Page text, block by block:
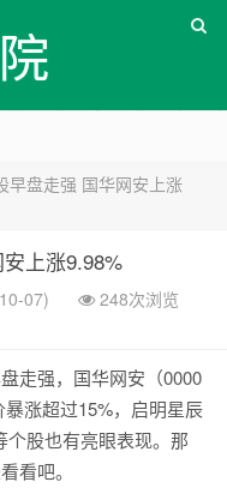
早盘走强 国华网安上涨
上涨9.98%
07)
248次浏览
走强，国华网安（0000
涨超过15%，启明星辰
个股也有亮眼表现。那
看吧。